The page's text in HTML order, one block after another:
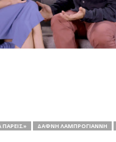
ΠΆΡΕΙΣ» ΔΆΦΝΗ ΛΑΜΠΡΌΓΙΑΝΝΗ